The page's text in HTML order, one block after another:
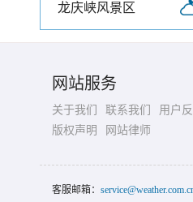
龙庆峡风景区
网站服务
关于我们 联系我们
用户
版权声明
网站律师
客服邮箱：